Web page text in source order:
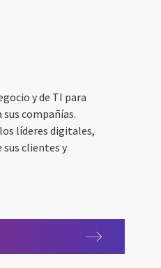
y de TI para
compañías.
líderes digitales,
sus clientes y